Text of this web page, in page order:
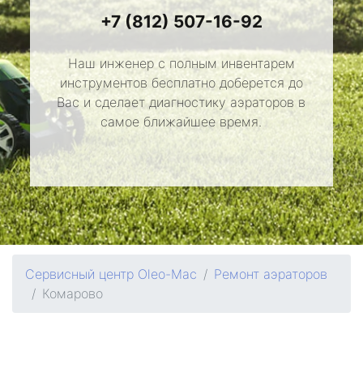
+7 (812) 507-16-92
Наш инженер с полным инвентарем
инструментов бесплатно доберется до
Вас и сделает диагностику аэраторов в
самое ближайшее время.
Сервисный центр Oleo-Mac
Ремонт аэраторов
Комарово